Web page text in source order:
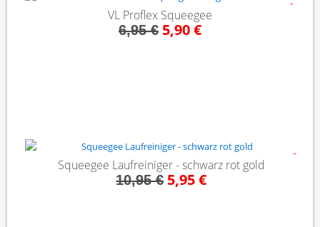
VL Proflex Squeegee
6,95 € 5,90 €
Squeegee Laufreiniger - schwarz rot gold
10,95 €5,95 €